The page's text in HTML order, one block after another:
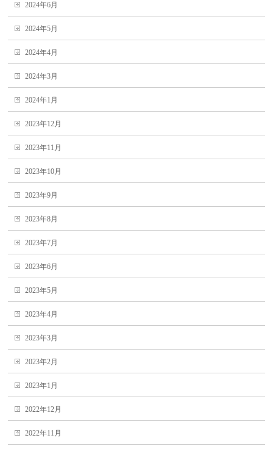
2024年6月
2024年5月
2024年4月
2024年3月
2024年1月
2023年12月
2023年11月
2023年10月
2023年9月
2023年8月
2023年7月
2023年6月
2023年5月
2023年4月
2023年3月
2023年2月
2023年1月
2022年12月
2022年11月